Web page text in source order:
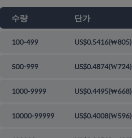
수량 단가
100-499 US$0.5416(₩805)
500-999 US$0.4874(₩724)
1000-9999 US$0.4495(₩668)
10000-99999 US$0.4008(₩596)